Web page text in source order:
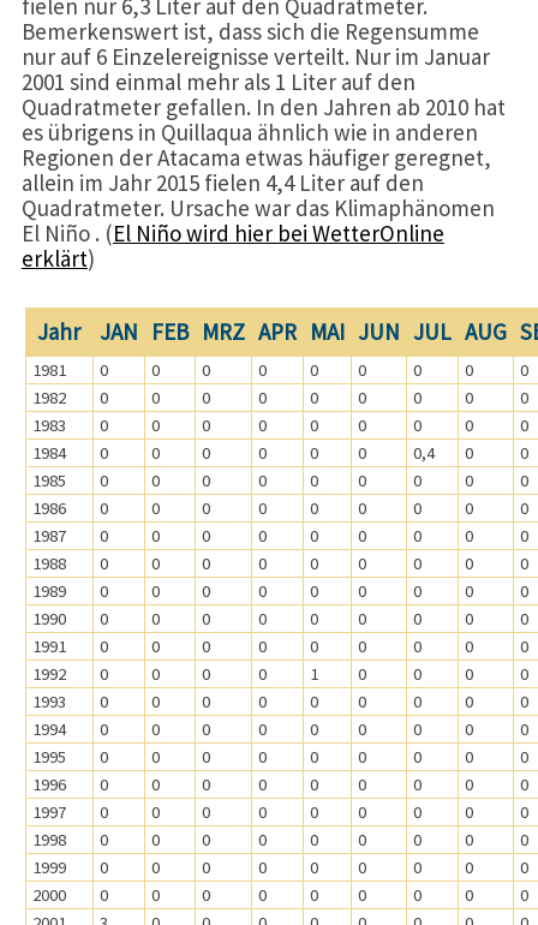
fielen nur 6,3 Liter auf den Quadratmeter.
Bemerkenswert ist, dass sich die Regensumme
nur auf 6 Einzelereignisse verteilt. Nur im Januar
2001 sind einmal mehr als 1 Liter auf den
Quadratmeter gefallen. In den Jahren ab 2010 hat
es übrigens in Quillaqua ähnlich wie in anderen
Regionen der Atacama etwas häufiger geregnet,
allein im Jahr 2015 fielen 4,4 Liter auf den
Quadratmeter. Ursache war das Klimaphänomen
El Niño . (El Niño wird hier bei WetterOnline
erklärt)
Jahr JAN FEB MRZ APR MAI JUN JUL AUG
1981 0 0 0 0 0 0 0 0
0
1982
0 0 0 0 0 0 0 0
0
1983
0 0 0 0 0 0 0 0
0
1984
0 0 0 0 0 0 0,4 0
0
1985
0 0 0 0 0 0 0 0
0
1986
0 0 0 0 0 0 0 0
0
1987
0 0 0 0 0 0 0 0
0
1988
0 0 0 0 0 0 0 0
0
1989
0 0 0 0 0 0 0 0
0
1990
0 0 0 0 0 0 0 0
0
1991
0 0 0 0 0 0 0 0
0
1992
0 0 0 0 1 0 0 0
0
1993
0 0 0 0 0 0 0 0
0
1994
0 0 0 0 0 0 0 0
0
1995
0 0 0 0 0 0 0 0
0
1996
0 0 0 0 0 0 0 0
0
1997
0 0 0 0 0 0 0 0
0
1998
0 0 0 0 0 0 0 0
0
1999
0 0 0 0 0 0 0 0
0
2000
0 0 0 0 0 0 0 0
0